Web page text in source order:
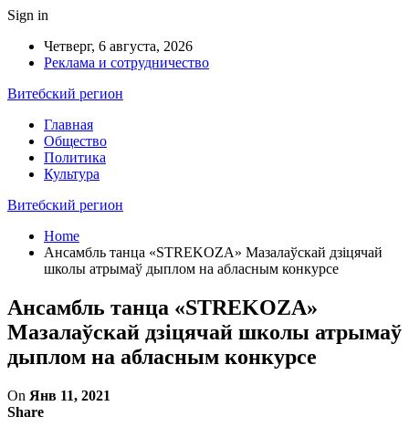
Sign in
Четверг, 6 августа, 2026
Реклама и сотрудничество
Витебский регион
Главная
Общество
Политика
Культура
Витебский регион
Home
Ансамбль танца «STREKOZA» Мазалаўскай дзіцячай
школы атрымаў дыплом на абласным конкурсе
Ансамбль танца «STREKOZA»
Мазалаўскай дзіцячай школы атрымаў
дыплом на абласным конкурсе
On Янв 11, 2021
Share